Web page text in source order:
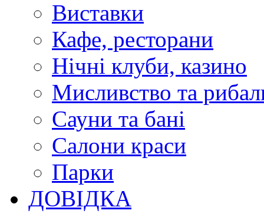
Виставки
Кафе, ресторани
Нічні клуби, казино
Мисливство та
Сауни та бані
Салони краси
Парки
ДОВІДКА